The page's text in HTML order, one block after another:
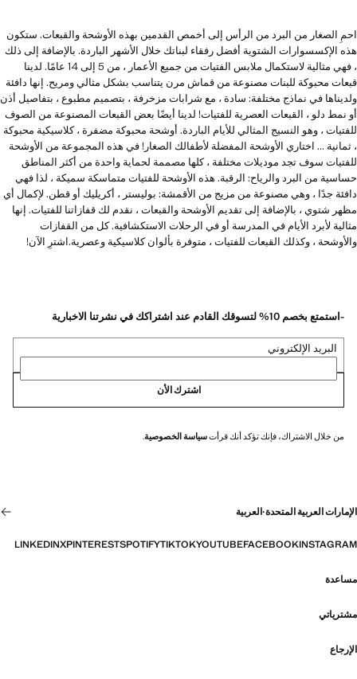
احمِ الصغار من البرد من الرأس إلى أخمص القدمين بهذه الأوشحة والقبعات. ستكون
هذه الإكسسوارات الشتوية أفضل رفقاء لبناتك خلال الأشهر الباردة. بالإضافة إلى ذلك
، فهي مثالية لاستكمال ملابس الفتيات من جميع الأعمار ، من 5 إلى 14 عامًا. لدينا
قبعات محبوكة للبنات مصنوعة من قماش مرن يتناسب بشكل مثالي ومريح. إنها دافئة
ولديناها في نماذج مختلفة: سادة ، مع شرابات مزخرفة ، بتصميم مطبوع ، بتفاصيل أذن
أو نمط دلو ، القبعات العصرية للفتيات! لدينا أيضًا بعض القبعات المصنوعة من الصوف
للفتيات ، وهو النسيج المثالي للأيام الباردة. أوشحة محبوكة مضفرة ، كلاسيكية محبوكة
، ثمانية ... اختاري الأوشحة المفضلة لأطفالك الصغار! في هذه المجموعة من الأوشحة
للفتيات سوف تجد موديلات مختلفة ، كلها مصممة لحماية واحدة من أكثر المناطق
حساسية من البرد والرياح: الرقبة. هذه الأوشحة للفتيات متماسكة سميكة ، لذا فهي
دافئة جدًا ، وهي مصنوعة من مزيج من الأقمشة: بوليستر ، أكريليك أو قطن. لإكمال أي
مظهر شتوي ، بالإضافة إلى تقديم الأوشحة والقبعات ، نقدم لك قفازاتنا للفتيات. إنها
مثالية لأبرد الأيام في المدرسة أو في الرحلات الاستكشافية. كل من القفازات
والأوشحة ، وكذلك القبعات للفتيات ، متوفرة بألوان كلاسيكية وعصرية.اشترِ الآن!
-استمتع بخصم 10% لتسوقك القادم عند اشتراكك في نشرتنا الاخبارية
البريد الإلكتروني
اشترك الأن
من خلال الاشتراك، فإنك تؤكد أنك قرأتسياسة الخصوصية.
الإمارات العربية المتحدة·العربية
INSTAGRAM
FACEBOOK
YOUTUBE
TIKTOK
SPOTIFY
PINTEREST
X
LINKEDIN
مساعدة
مشترياتي
الإرجاع